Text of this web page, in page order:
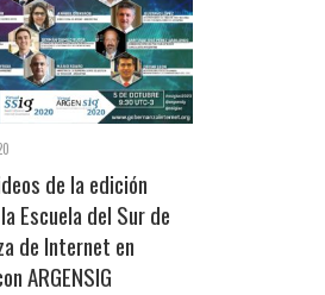
de la edición
Escuela del Sur de
de Internet en
ARGENSIG